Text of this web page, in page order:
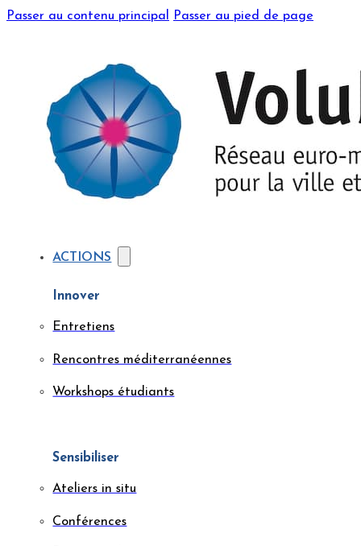
Passer au contenu principal Passer au pied de page
ACTIONS
Innover
Entretiens
Rencontres méditerranéennes
Workshops étudiants
Sensibiliser
Ateliers in situ
Conférences